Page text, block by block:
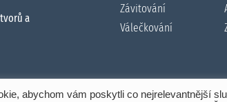
a
Závitování
Válečkování
abychom vám poskytli co nejrelevantnější